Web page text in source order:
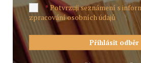
*Potvrzuji seznámení s
zpracování osobních údajů